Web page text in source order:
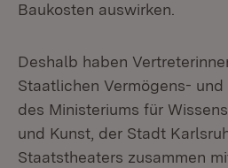
Baukosten auswirken.
Deshalb haben
Staatlichen Vermögens-
des Ministeriums für
und Kunst, der Stadt
Staatstheaters zusammen